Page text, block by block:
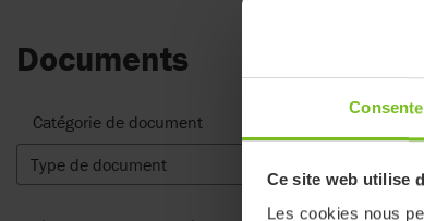
Ce site web utilise
Les cookies nous
Documents
Catégorie de document
Type de document